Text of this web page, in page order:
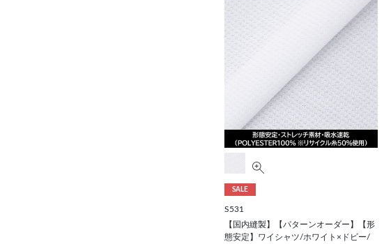
SALE
S531
【国内縫製】【パターンオーダー】【形
態安定】ワイシャツ/ホワイト×ドビー/